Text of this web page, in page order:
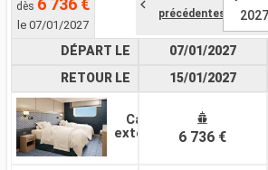
dès 6 736 €
le 07/01/2027
précédentes
2027
DÉPART LE
RETOUR LE
Cabine
extérieure
07/01/2027
15/01/2027
6 736 €